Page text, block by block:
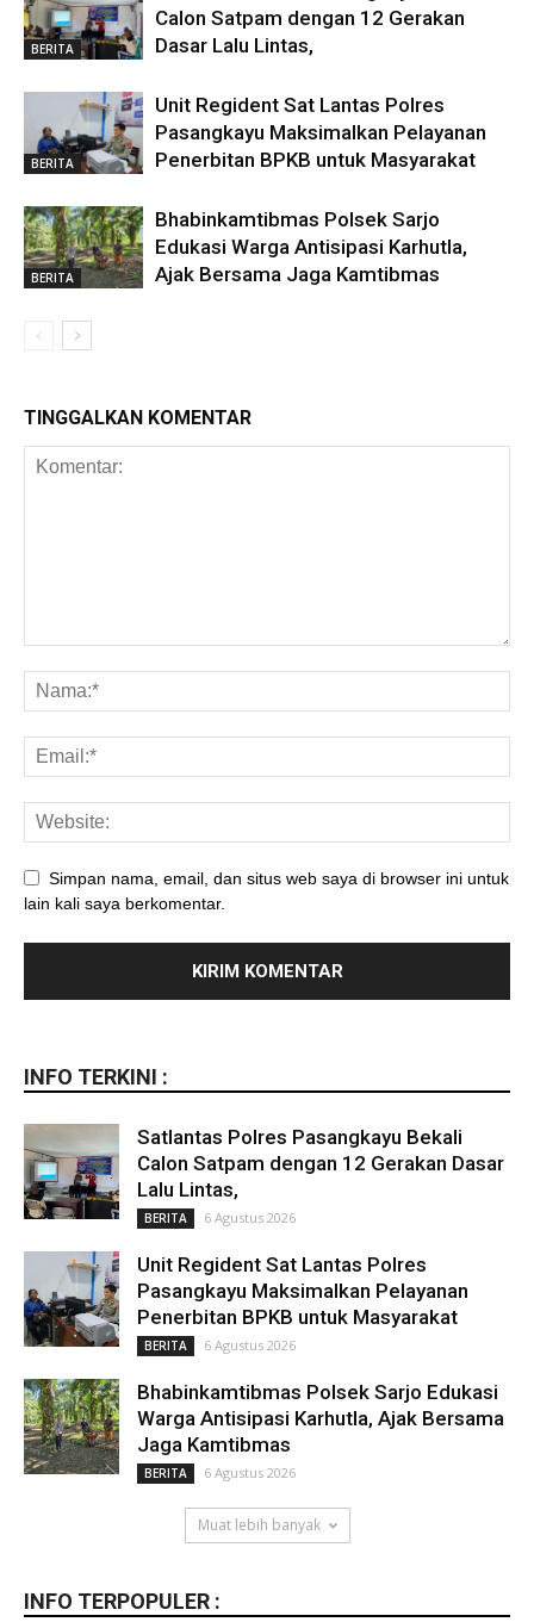
BERITA
Calon Satpam dengan 12 Gerakan
Dasar Lalu Lintas,
BERITA
Unit Regident Sat Lantas Polres
Pasangkayu Maksimalkan Pelayanan
Penerbitan BPKB untuk Masyarakat
BERITA
Bhabinkamtibmas Polsek Sarjo
Edukasi Warga Antisipasi Karhutla,
Ajak Bersama Jaga Kamtibmas
TINGGALKAN KOMENTAR
Simpan nama, email, dan situs web saya di browser ini untuk
lain kali saya berkomentar.
INFO TERKINI :
Satlantas Polres Pasangkayu Bekali
Calon Satpam dengan 12 Gerakan Dasar
Lalu Lintas,
BERITA 6 Agustus 2026
Unit Regident Sat Lantas Polres
Pasangkayu Maksimalkan Pelayanan
Penerbitan BPKB untuk Masyarakat
BERITA 6 Agustus 2026
Bhabinkamtibmas Polsek Sarjo Edukasi
Warga Antisipasi Karhutla, Ajak Bersama
Jaga Kamtibmas
BERITA 6 Agustus 2026
Muat lebih banyak
INFO TERPOPULER :